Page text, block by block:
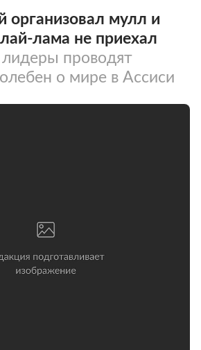
организовал мулл и
лама не приехал
лидеры проводят
о мире в Ассиси